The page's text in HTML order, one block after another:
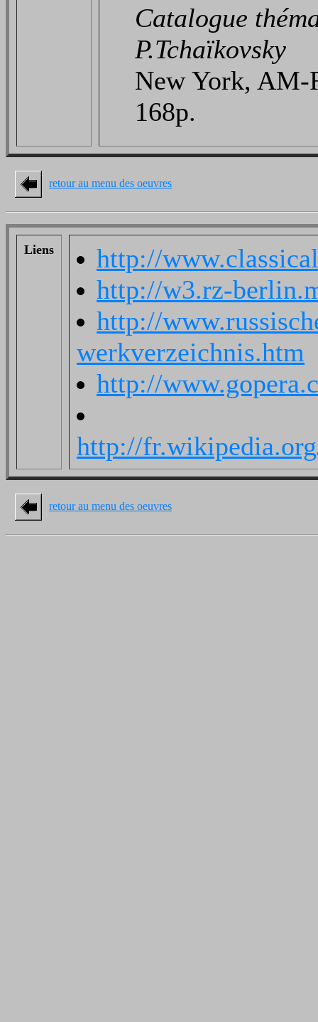
Catalogue
P.Tchaïkovsky
New York, AM-
168p.
retour au menu des oeuvres
Liens
http://
http://w3.rz-
http://
werkverzeichnis.htm
http://
http://
retour au menu des oeuvres